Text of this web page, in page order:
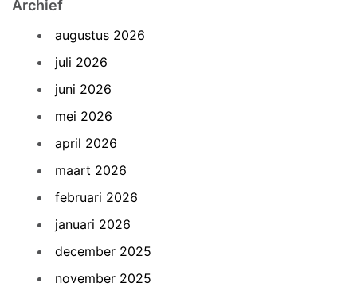
Archief
augustus 2026
juli 2026
juni 2026
mei 2026
april 2026
maart 2026
februari 2026
januari 2026
december 2025
november 2025